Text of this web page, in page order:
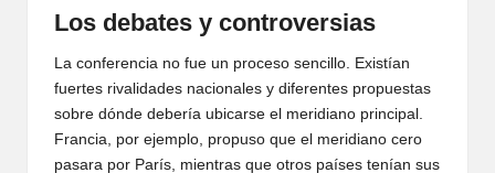
Los debates y controversias
La conferencia no fue un proceso sencillo. Existían
fuertes rivalidades nacionales y diferentes propuestas
sobre dónde debería ubicarse el meridiano principal.
Francia, por ejemplo, propuso que el meridiano cero
pasara por París, mientras que otros países tenían sus